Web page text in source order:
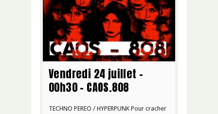
Vendredi 24 juillet –
00h30 – CAOS.808
TECHNO PEREO / HYPERPUNK Pour cracher